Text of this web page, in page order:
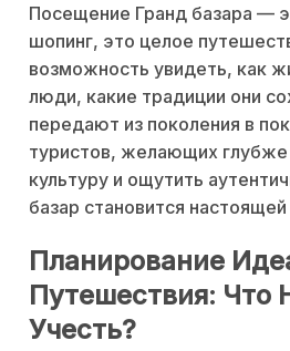
Посещение Гранд базара —
шопинг, это целое
возможность увидеть, как
люди, какие традиции они
передают из поколения в
туристов, желающих
культуру и ощутить
базар становится
Планирование
Путешествия: Что
Учесть?